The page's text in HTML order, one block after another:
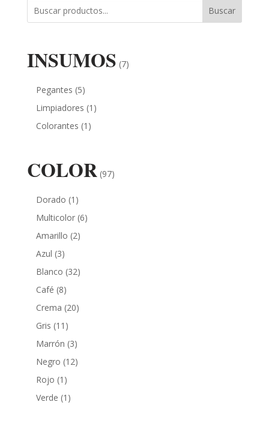
Buscar
INSUMOS (7)
Pegantes (5)
Limpiadores (1)
Colorantes (1)
COLOR (97)
Dorado (1)
Multicolor (6)
Amarillo (2)
Azul (3)
Blanco (32)
Café (8)
Crema (20)
Gris (11)
Marrón (3)
Negro (12)
Rojo (1)
Verde (1)